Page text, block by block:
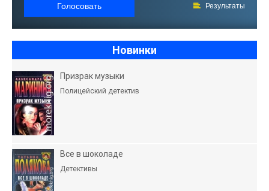
Голосовать Результаты
Новинки
Призрак музыки
Полицейский детектив
Все в шоколаде
Детективы